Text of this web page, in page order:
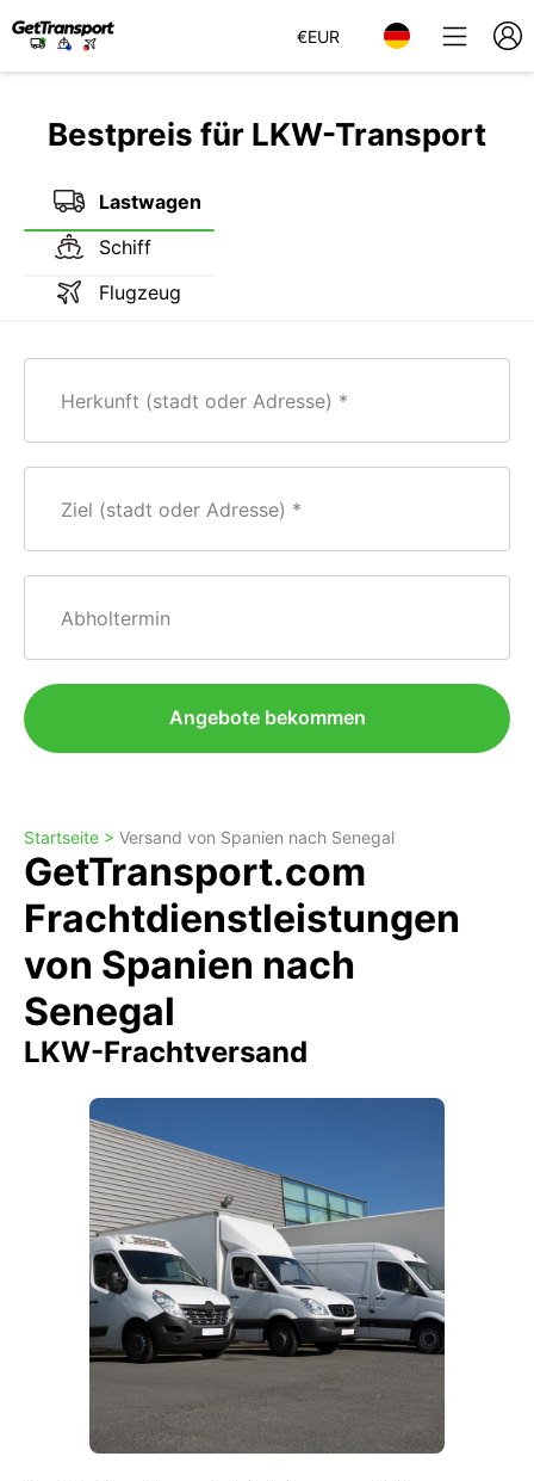
€EUR
Bestpreis für LKW-Transport
Lastwagen
Schiff
Flugzeug
Herkunft (stadt oder Adresse)
Ziel (stadt oder Adresse)
Abholtermin
Angebote bekommen
Startseite > Versand von Spanien nach Senegal
GetTransport.com
Frachtdienstleistungen
von Spanien nach
Senegal
LKW-Frachtversand